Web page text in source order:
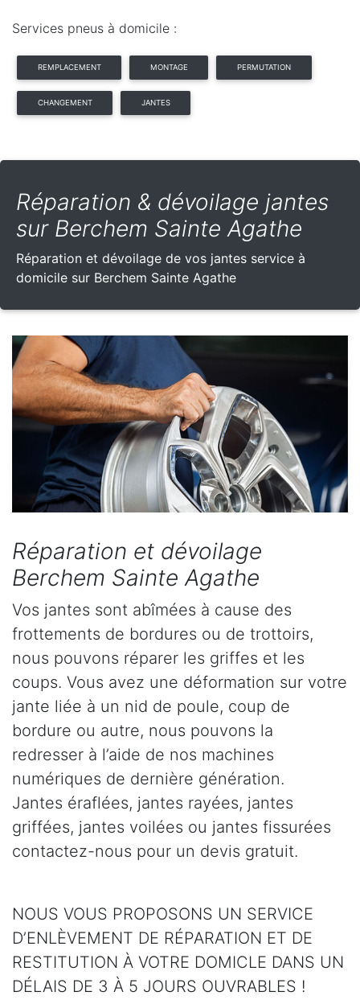
Services pneus à domicile :
REMPLACEMENT MONTAGE PERMUTATION
CHANGEMENT JANTES
Réparation & dévoilage jantes
sur Berchem Sainte Agathe
Réparation et dévoilage de vos jantes service à
domicile sur Berchem Sainte Agathe
Réparation et dévoilage
Berchem Sainte Agathe
Vos jantes sont abîmées à cause des
frottements de bordures ou de trottoirs,
nous pouvons réparer les griffes et les
coups. Vous avez une déformation sur votre
jante liée à un nid de poule, coup de
bordure ou autre, nous pouvons la
redresser à l’aide de nos machines
numériques de dernière génération.
Jantes éraflées, jantes rayées, jantes
griffées, jantes voilées ou jantes fissurées
contactez-nous pour un devis gratuit.
NOUS VOUS PROPOSONS UN SERVICE
D’ENLÈVEMENT DE RÉPARATION ET DE
RESTITUTION À VOTRE DOMICLE DANS UN
DÉLAIS DE 3 À 5 JOURS OUVRABLES !